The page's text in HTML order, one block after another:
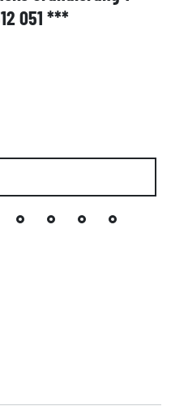
051 ***